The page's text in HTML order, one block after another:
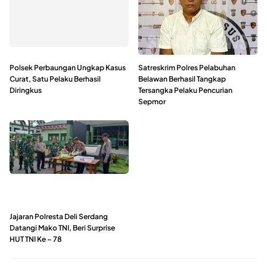
Polsek Perbaungan Ungkap Kasus
Curat, Satu Pelaku Berhasil
Diringkus
Satreskrim Polres Pelabuhan
Belawan Berhasil Tangkap
Tersangka Pelaku Pencurian
Sepmor
Jajaran Polresta Deli Serdang
Datangi Mako TNI, Beri Surprise
HUT TNI Ke – 78